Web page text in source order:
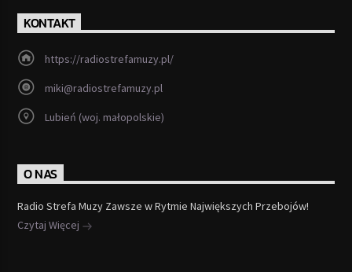
KONTAKT
https://radiostrefamuzy.pl/
miki@radiostrefamuzy.pl
Lubień (woj. małopolskie)
O NAS
Radio Strefa Muzy Zawsze w Rytmie Największych Przebojów!
Czytaj Więcej